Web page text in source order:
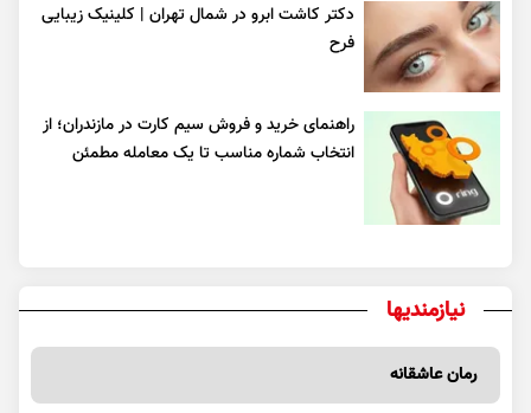
دکتر کاشت ابرو در شمال تهران | کلینیک زیبایی
فرح
راهنمای خرید و فروش سیم کارت در مازندران؛ از
انتخاب شماره مناسب تا یک معامله مطمئن
نیازمندیها
رمان عاشقانه